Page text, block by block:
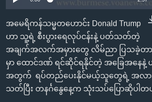
ရှာဖွေ
ရန်
နေရာ
သို့
ကျော်
ရန်
ဘာသာစကားများ
အမေရိကန်သမ္မတဟောင်း Donald Trump
ဟာ သူ့ရဲ့ စီးပွားရေလုပ်ငန်းနဲ့ ပတ်သတ်တဲ့
အချက်အလက်အမှားတွေ လိမ်ညာ ပြသခဲ့တာ
မှာ ထောင်ဒဏ် ရင်ဆိုင်ရနိုင်တဲ့ အခြေအန
အတွက် ရပ်တည်ပေးနိုင်မယ့်သူတွေရဲ့ အလာ
သတ်ပြီး တနင်္ဂနွေနေ့က သုံးသပ်ပြောဆိုပါတ